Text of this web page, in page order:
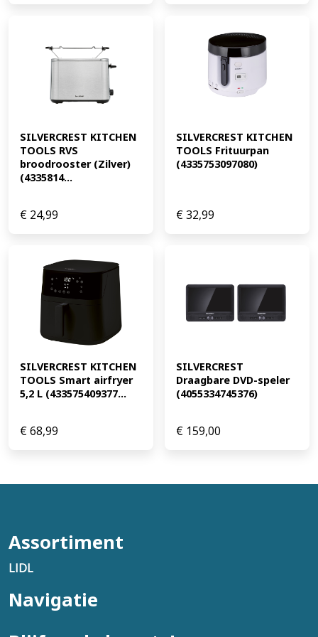
SILVERCREST KITCHEN
TOOLS RVS
broodrooster (Zilver)
(4335814...
€ 24,99
SILVERCREST KITCHEN
TOOLS Frituurpan
(4335753097080)
€32,99
SILVERCREST KITCHEN
TOOLS Smart airfryer
5,2 L (433575409377...
€68,99
SILVERCREST
Draagbare DVD-speler
(4055334745376)
€ 159,00
Assortiment
LIDL
Navigatie